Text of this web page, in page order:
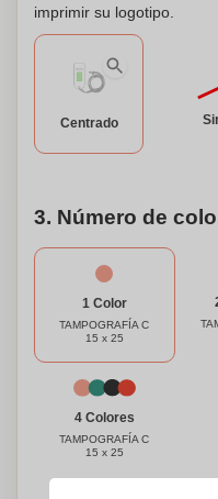
imprimir su logotipo.
Centrado
3. Número de
1 Color
TAMPOGRAFÍA C
15 x 25
4 Colores
TAMPOGRAFÍA C
15 x 25